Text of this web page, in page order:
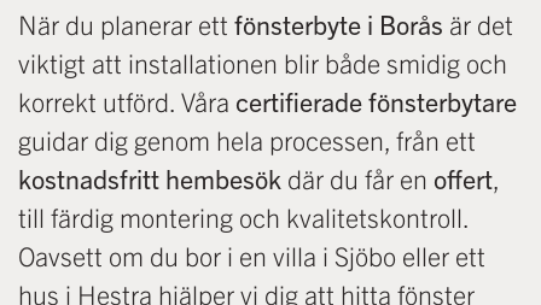
När du planerar ett fönsterbyte i Borås är det
viktigt att installationen blir både smidig och
korrekt utförd. Våra certifierade fönsterbytare
guidar dig genom hela processen, från ett
kostnadsfritt hembesök där du får en offert
till färdig montering och kvalitetskontroll.
Oavsett om du bor i en villa i Sjöbo eller ett
hus i Hestra hjälper vi dig att hitta fönster